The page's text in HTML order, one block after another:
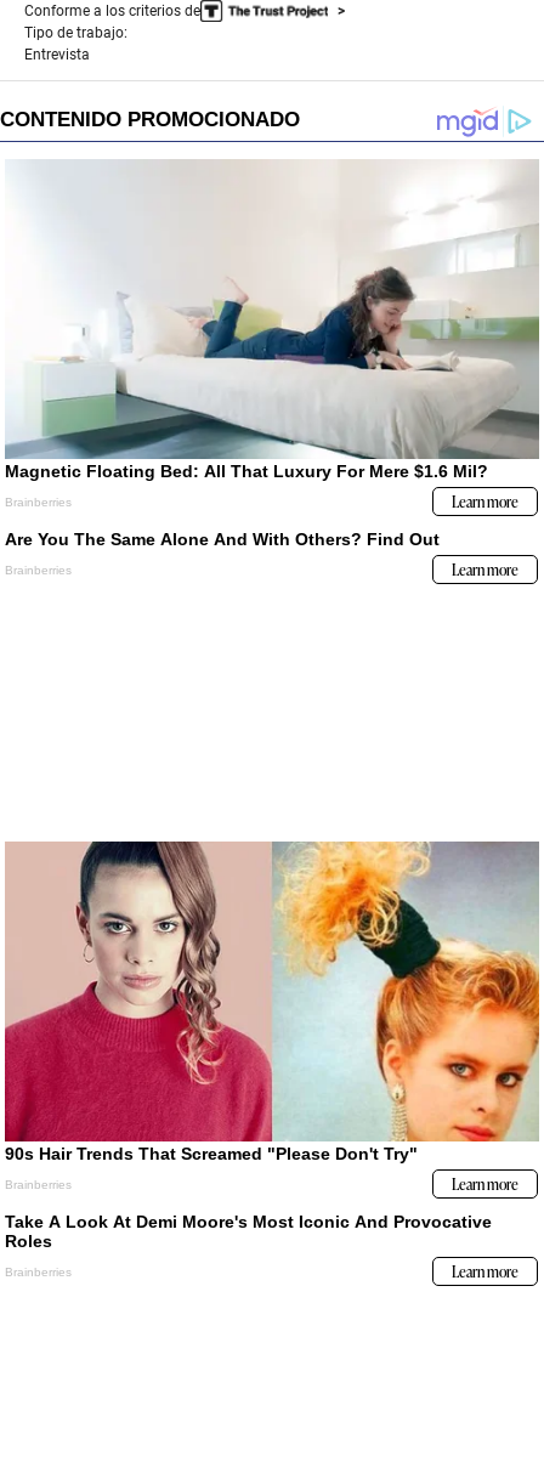
s
e
c
d
s
Conforme a los criterios de
Tipo de trabajo:
Entrevista